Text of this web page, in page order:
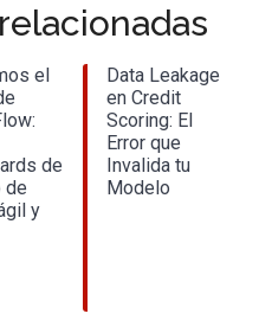
el
de
de
y
Data Leakage
en Credit
Scoring: El
Error que
Invalida tu
Modelo